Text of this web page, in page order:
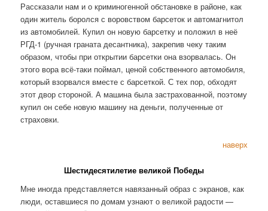
Рассказали нам и о криминогенной обстановке в районе, как
один житель боролся с воровством барсеток и автомагнитол
из автомобилей. Купил он новую барсетку и положил в неё
РГД-1 (ручная граната десантника), закрепив чеку таким
образом, чтобы при открытии барсетки она взорвалась. Он
этого вора всё-таки поймал, ценой собственного автомобиля,
который взорвался вместе с барсеткой. С тех пор, обходят
этот двор стороной. А машина была застрахованной, поэтому
купил он себе новую машину на деньги, полученные от
страховки.
наверх
Шестидесятилетие великой Победы
Мне иногда представляется навязанный образ с экранов, как
люди, оставшиеся по домам узнают о великой радости —